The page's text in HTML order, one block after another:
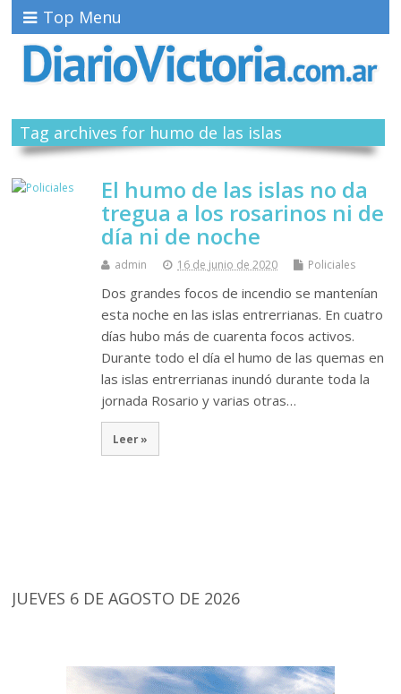
Top Menu
Tag archives for humo de las islas
El humo de las islas no da
tregua a los rosarinos ni de
día ni de noche
admin 16 de junio de 2020 Policiales
Dos grandes focos de incendio se mantenían
esta noche en las islas entrerrianas. En cuatro
días hubo más de cuarenta focos activos.
Durante todo el día el humo de las quemas en
las islas entrerrianas inundó durante toda la
jornada Rosario y varias otras…
Leer »
JUEVES 6 DE AGOSTO DE 2026